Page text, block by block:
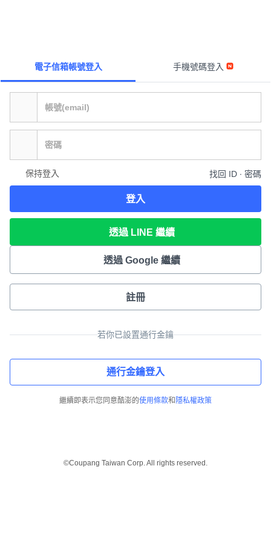
電子信箱帳號登入 手機號碼登入
保持登入 找回 ID ∙ 密碼
登入
透過 LINE 繼續
透過 Google 繼續
註冊
若你已設置通行金鑰
通行金鑰登入
繼續即表示您同意酷澎的使用條款和 隱私權政策
©Coupang Taiwan Corp. All rights reserved.